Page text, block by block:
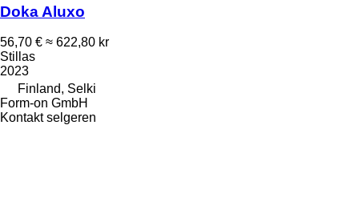
Doka Aluxo
56,70 € ≈ 622,80 kr
Stillas
2023
Finland, Selki
Form-on GmbH
Kontakt selgeren